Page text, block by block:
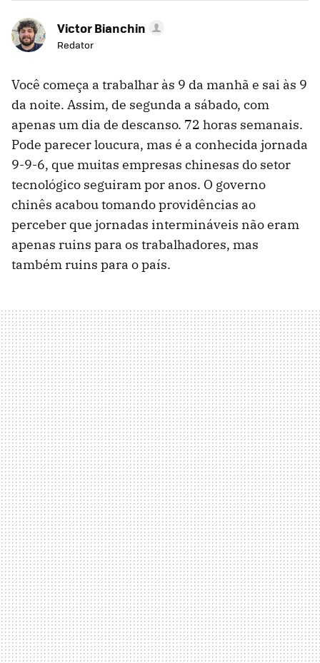
Victor Bianchin
Redator
Você começa a trabalhar às 9 da manhã e sai às 9
da noite. Assim, de segunda a sábado, com
apenas um dia de descanso. 72 horas semanais.
Pode parecer loucura, mas é a conhecida jornada
9-9-6, que muitas empresas chinesas do setor
tecnológico seguiram por anos. O governo
chinês acabou tomando providências ao
perceber que jornadas intermináveis não eram
apenas ruins para os trabalhadores, mas
também ruins para o país.